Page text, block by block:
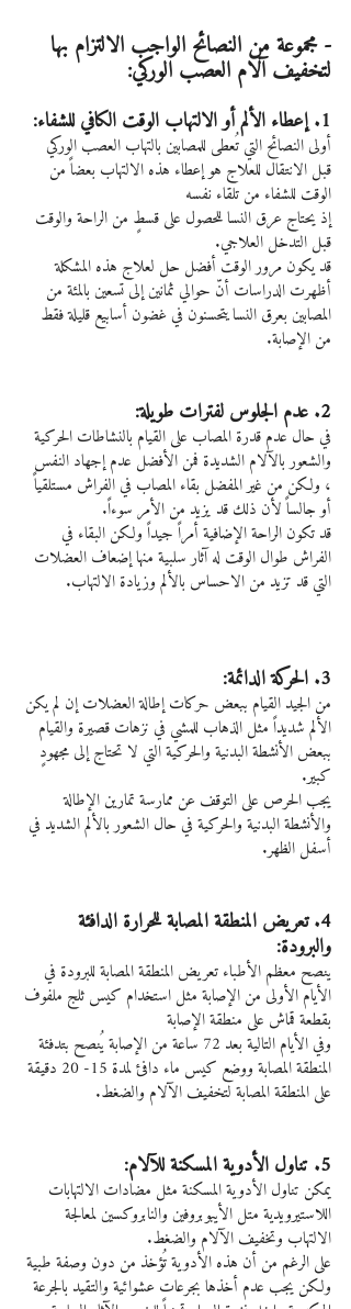
- مجموعة من النصائح الواجب الالتزام بها
لتخفيف آلام العصب الوركي:
1. إعطاء الألم أو الالتهاب الوقت الكافي للشفاء:
أولى النصائح التي تُعطى للمصابين بالتهاب العصب الوركي
قبل الانتقال للعلاج هو إعطاء هذه الالتهاب بعضاً من
الوقت للشفاء من تلقاء نفسه
إذ يحتاج عرق النسا للحصول على قسطٍ من الراحة والوقت
قبل التدخل العلاجي.
قد يكون مرور الوقت أفضل حل لعلاج هذه المشكلة
أظهرت الدراسات أنّ حوالي ثمانين إلى تسعين بالمئة من
المصابين بعرق النسا يتحسنون في غضون أسابيع قليلة فقط
من الإصابة.
2. عدم الجلوس لفترات طويلة:
في حال عدم قدرة المصاب على القيام بالنشاطات الحركية
والشعور بالآلام الشديدة فمن الأفضل عدم إجهاد النفس
، ولكن من غير المفضل بقاء المصاب في الفراش مستلقياً
أو جالساً لأن ذلك قد يزيد من الأمر سوءاً.
قد تكون الراحة الإضافية أمراً جيداً ولكن البقاء في
الفراش طوال الوقت له آثار سلبية منها إضعاف العضلات
التي قد تزيد من الاحساس بالألم وزيادة الالتهاب.
3. الحركة الدائمة:
من الجيد القيام ببعض حركات إطالة العضلات إن لم يكن
الألم شديداً مثل الذهاب للمشي في نزهات قصيرة والقيام
ببعض الأنشطة البدنية والحركية التي لا تحتاج إلى مجهودٍ
كبير.
يجب الحرص على التوقف عن ممارسة تمارين الإطالة
والأنشطة البدنية والحركية في حال الشعور بالألم الشديد في
أسفل الظهر.
4. تعريض المنطقة المصابة للحرارة الدافئة
والبرودة:
ينصح معظم الأطباء تعريض المنطقة المصابة للبرودة في
الأيام الأولى من الإصابة مثل استخدام كيس ثلج ملفوف
بقطعة قماش على منطقة الإصابة
وفي الأيام التالية بعد 72 ساعة من الإصابة يُنصح بتدفئة
المنطقة المصابة ووضع كيس ماء دافئ لمدة 15- 20 دقيقة
على المنطقة المصابة لتخفيف الآلام والضغط.
5. تناول الأدوية المسكنة للآلام:
يمكن تناول الأدوية المسكنة مثل مضادات الالتهابات
اللاستيرويدية متل الأيبوبروفين والنابروكسين لمعالجة
الالتهاب وتخفيف الآلام والضغط.
على الرغم من أن هذه الأدوية تُؤخذ من دون وصفة طبية
ولكن يجب عدم أخذها بجرعات عشوائية والتقيد بالجرعة